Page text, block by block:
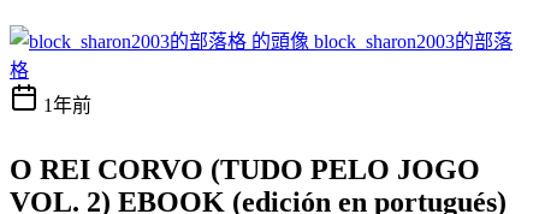
block_sharon2003的部落
格
1年前
O REI CORVO (TUDO PELO JOGO
VOL. 2) EBOOK (edición en portugués)